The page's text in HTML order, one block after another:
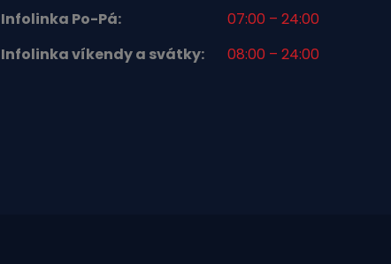
Infolinka Po-Pá:
07:00 – 24:00
Infolinka víkendy a svátky:
08:00 – 24:00